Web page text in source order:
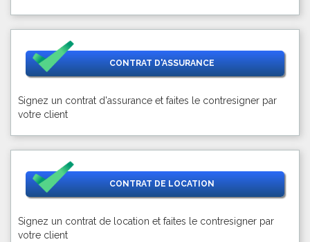
CONTRAT D'ASSURANCE
Signez un contrat d'assurance et faites le contresigner par
votre client
CONTRAT DE LOCATION
Signez un contrat de location et faites le contresigner par
votre client